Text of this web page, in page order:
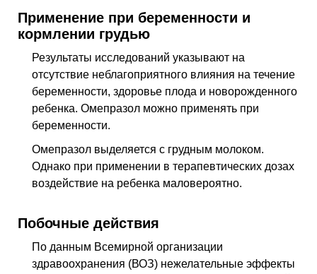
Применение при беременности и
кормлении грудью
Результаты исследований указывают на
отсутствие неблагоприятного влияния на течение
беременности, здоровье плода и новорожденного
ребенка. Омепразол можно применять при
беременности.
Омепразол выделяется с грудным молоком.
Однако при применении в терапевтических дозах
воздействие на ребенка малове­роятно.
Побочные действия
По данным Всемирной организации
здравоохранения (ВОЗ) нежелательные эф­фекты